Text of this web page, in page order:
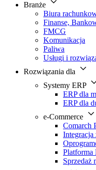
Branże
Biura
Finanse,
FMCG
Komunikacja
Paliwa
Usługi i
Rozwiązania dla
Systemy ERP
ERP dla
ERP dla
e-Commerce
Comarch
Integracja
Platforma
Sprzedaż